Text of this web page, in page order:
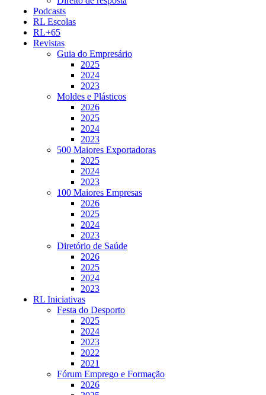
Podcasts
RL Escolas
RL+65
Revistas
Guia do Empresário
2025
2024
2023
Moldes e Plásticos
2026
2025
2024
2023
500 Maiores Exportadoras
2025
2024
2023
100 Maiores Empresas
2026
2025
2024
2023
Diretório de Saúde
2026
2025
2024
2023
RL Iniciativas
Festa do Desporto
2025
2024
2023
2022
2021
Fórum Emprego e Formação
2026